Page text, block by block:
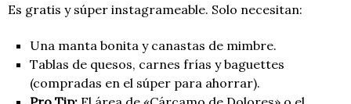
Es gratis y súper instagrameable. Solo necesitan:
Una manta bonita y canastas de mimbre.
Tablas de quesos, carnes frías y baguettes
(compradas en el súper para ahorrar).